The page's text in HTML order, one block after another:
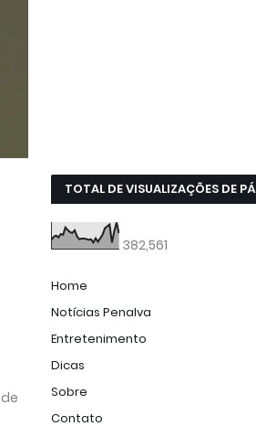
TOTAL DE VISUALIZAÇÕES DE
382,561
Home
Notícias Penalva
Entretenimento
Dicas
Sobre
Contato